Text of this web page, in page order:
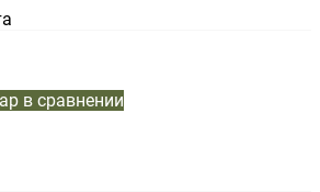
в сравнении